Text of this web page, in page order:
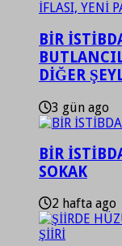
BİR
DİĞER
3 gün ago
BİR
SOKAK
2 hafta ago